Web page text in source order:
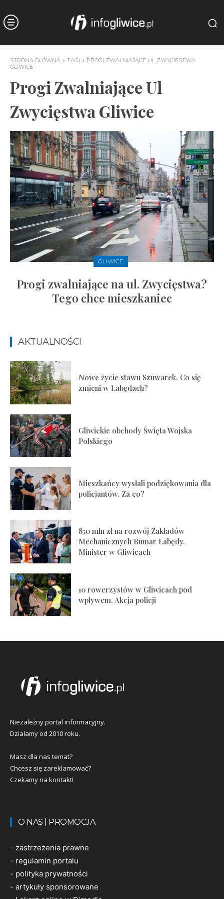
STRONA GŁÓWNA TAGI
PROGI ZWALNIAJĄCE UL ZWYCIĘSTWA
GLIWICE
Progi Zwalniające Ul
Zwycięstwa Gliwice
GLIWICE
Progi zwalniające na ul. Zwycięstwa?
Tego chce mieszkaniec
AKTUALNOŚCI
Nowe życie stawu Szuwarek. Co się
zmieni w Łabędach?
Gliwickie obchody Święta Wojska
Polskiego
Mieszkańcy wysłali podziękowania dla
policjantów. Za co?
850 mln zł na rozwój Zakładów
Mechanicznych Bumar Łabędy.
Minister w Gliwicach
10 rowerzystów w Gliwicach pod
wpływem. Akcja policji
Niezależny portal informacyjny.
Działamy od 2010 roku.
Masz dla nas temat?
Chcesz się zareklamować?
Czekamy na kontakt!
O NAS | PROMOCJA
- zastrzeżenia prawne
- regulamin portalu
- polityka prywatności
- artykuły sponsorowane